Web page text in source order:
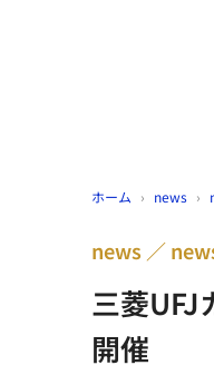
ホーム › news ›
三菱UFJ
開催
news